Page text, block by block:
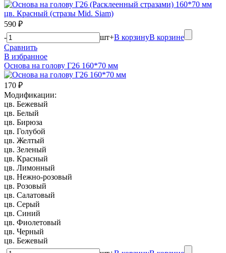
590 ₽
-
шт+В корзинуВ корзине
Сравнить
В избранное
Основа на голову Г26 160*70 мм
170 ₽
Модификации:
цв. Бежевый
цв. Белый
цв. Бирюза
цв. Голубой
цв. Желтый
цв. Зеленый
цв. Красный
цв. Лимонный
цв. Нежно-розовый
цв. Розовый
цв. Салатовый
цв. Серый
цв. Синий
цв. Фиолетовый
цв. Черный
цв. Бежевый